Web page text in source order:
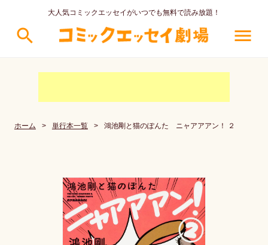
大人気コミックエッセイがいつでも無料で読み放題！
search menu
ホーム > 単行本一覧 > 鴻池剛と猫のぽんた ニャアアアン！ ２